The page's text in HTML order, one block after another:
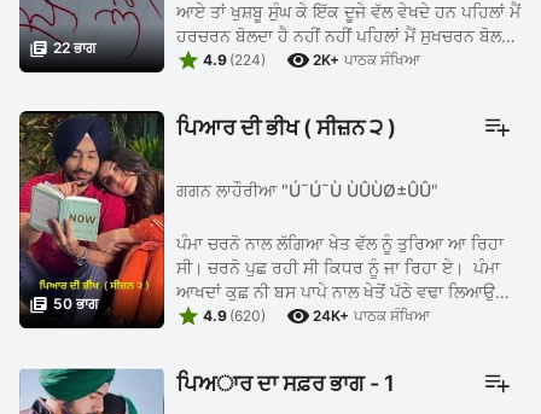
 22 ਭਾਗ
ਆਏ ਤਾਂ ਖੁਸ਼ਬੂ ਸੁੰਘ ਕੇ ਇੱਕ ਦੂਜੇ ਵੱਲ ਵੇਖਦੇ ਹਨ ਪਹਿਲਾਂ ਮੈਂ
ਹਰਚਰਨ ਬੋਲਦਾ ਹੈ ਨਹੀਂ ਨਹੀਂ ਪਹਿਲਾਂ ਮੈਂ ਸੁਖਚਰਨ ਬੋਲਦਾ
ਹੈ ਦੋਨੇ ਅੰਦਰ ਵੱਲ ਨੂੰ ਭੱਜਦੇ ਹਨ ਅਤੇ ਨਾਲ ਨਾਲ ਹੀ ...
 4.9 (224)  2K+ ਪਾਠਕ ਸੰਖਿਆ
 50 ਭਾਗ
ਪਿਆਰ ਦੀ ਭੀਖ ( ਸੀਜ਼ਨ ੨ )
ਗਗਨ ਲਾਹੌਰੀਆ "Ú¯Ú¯Ù ÙÛÙØ±ÛÛ"
ਪੰਮਾ ਚਰਨੋ ਨਾਲ ਲੱਗਿਆ ਖੇਤ ਵੱਲ ਨੂੰ ਤੁਰਿਆ ਆ ਰਿਹਾ
ਸੀ। ਚਰਨੋ ਪੁਛ ਰਹੀ ਸੀ ਕਿਧਰ ਨੂੰ ਜਾ ਰਿਹਾ ਏ। ਪੰਮਾ
ਆਖਦਾਂ ਕੁਛ ਨੀ ਬਸ ਪਾਪੇ ਨਾਲ ਖੇਤੋਂ ਪੱਠੇ ਵਢਾ ਲਿਆਉਨਾ
ਨਾਲ ਘਰ ਲੈ ਜਾਨਾ ਮੈ। ਚੱਲ ਵਧੀਆਂ ਕੱਲ ਨੂੰ ਤਾਂ ਆਏਗਾ
 4.9 (620)  24K+ ਪਾਠਕ ਸੰਖਿਆ
ਪਿਅਾਰ ਦਾ ਸਫ਼ਰ ਭਾਗ - 1